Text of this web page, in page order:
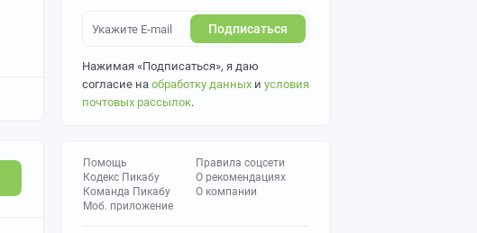
Подписаться
Нажимая «Подписаться», я даю
согласие на обработку данных и условия
почтовых рассылок.
Помощь
Кодекс Пикабу
Команда Пикабу
Моб. приложение
Правила соцсети
О рекомендациях
О компании